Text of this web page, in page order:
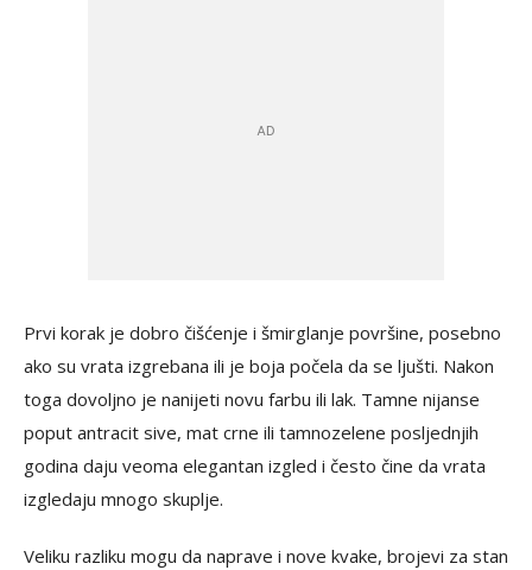
Prvi korak je dobro čišćenje i šmirglanje površine, posebno
ako su vrata izgrebana ili je boja počela da se ljušti. Nakon
toga dovoljno je nanijeti novu farbu ili lak. Tamne nijanse
poput antracit sive, mat crne ili tamnozelene posljednjih
godina daju veoma elegantan izgled i često čine da vrata
izgledaju mnogo skuplje.
Veliku razliku mogu da naprave i nove kvake, brojevi za stan